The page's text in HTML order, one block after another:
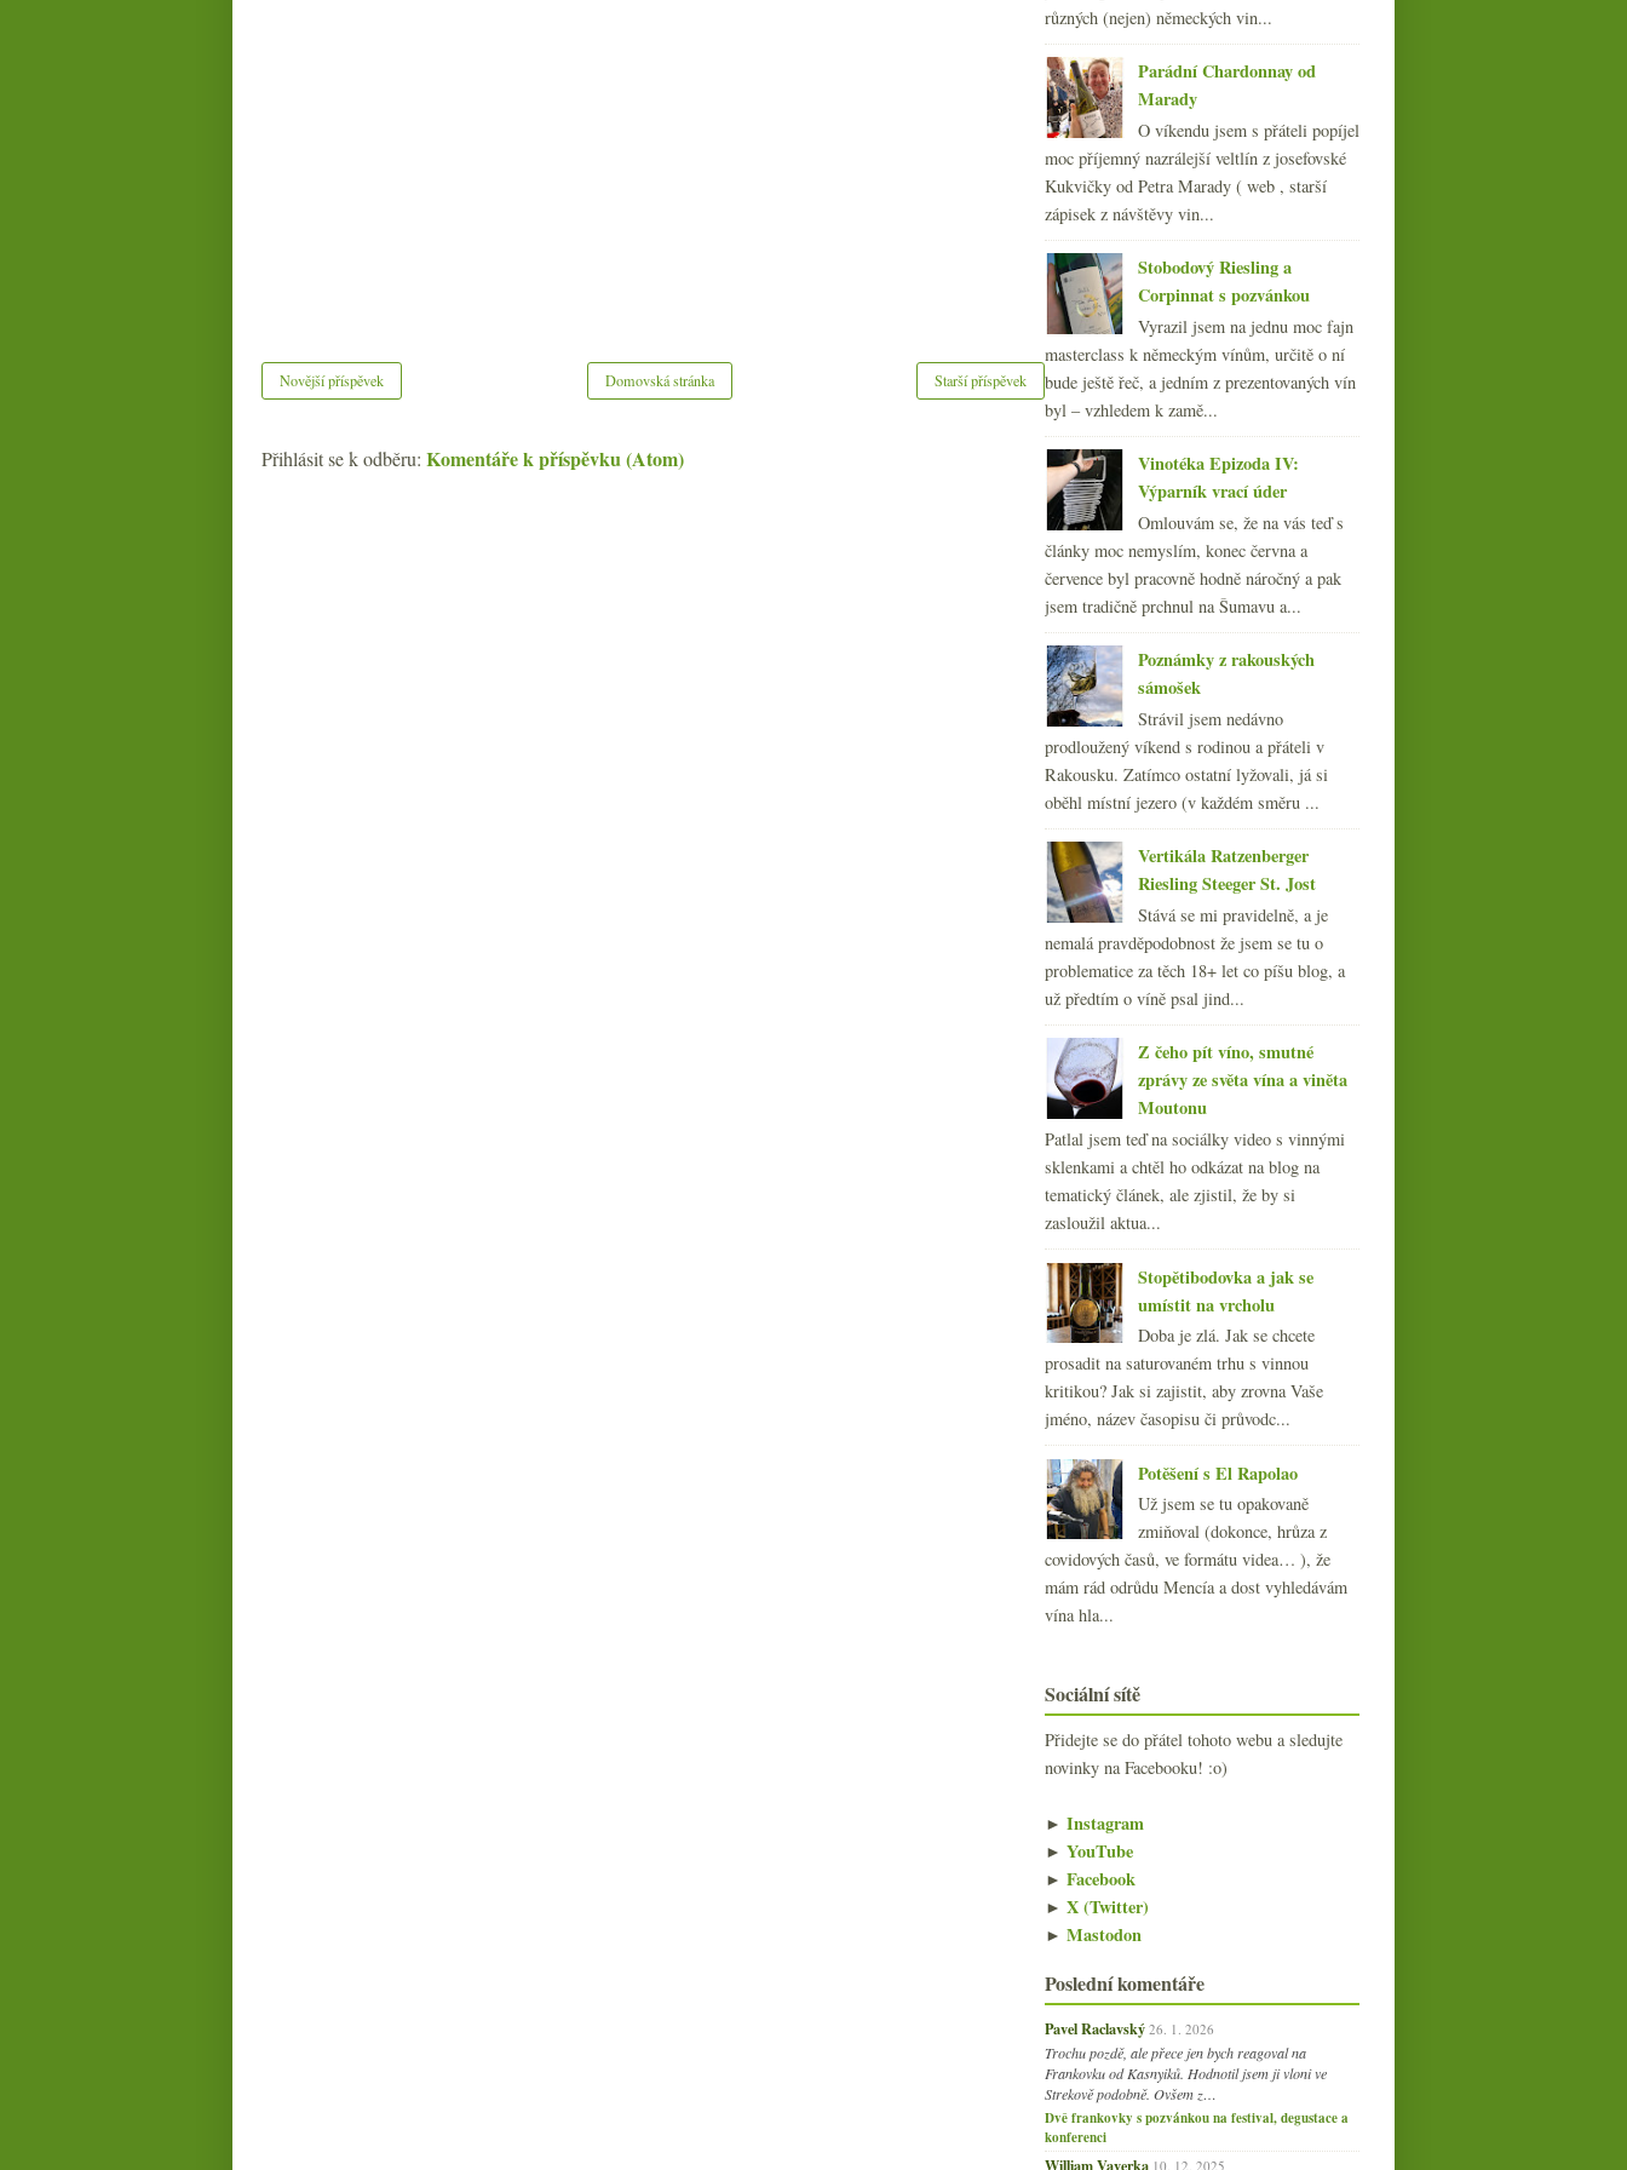
Novější příspěvek Starší příspěvek
Domovská stránka
Přihlásit se k odběru: Komentáře k příspěvku (Atom)
různých (nejen) německých vin...
Parádní Chardonnay od
Marady
O víkendu jsem s přáteli popíjel
moc příjemný nazrálejší veltlín z josefovské
Kukvičky od Petra Marady ( web , starší
zápisek z návštěvy vin...
Stobodový Riesling a
Corpinnat s pozvánkou
Vyrazil jsem na jednu moc fajn
masterclass k německým vínům, určitě o ní
bude ještě řeč, a jedním z prezentovaných vín
byl – vzhledem k zamě...
Vinotéka Epizoda IV:
Výparník vrací úder
Omlouvám se, že na vás teď s
články moc nemyslím, konec června a
července byl pracovně hodně náročný a pak
jsem tradičně prchnul na Šumavu a...
Poznámky z rakouských
sámošek
Strávil jsem nedávno
prodloužený víkend s rodinou a přáteli v
Rakousku. Zatímco ostatní lyžovali, já si
oběhl místní jezero (v každém směru ...
Vertikála Ratzenberger
Riesling Steeger St. Jost
Stává se mi pravidelně, a je
nemalá pravděpodobnost že jsem se tu o
problematice za těch 18+ let co píšu blog, a
už předtím o víně psal jind...
Z čeho pít víno, smutné
zprávy ze světa vína a viněta
Moutonu
Patlal jsem teď na sociálky video s vinnými
sklenkami a chtěl ho odkázat na blog na
tematický článek, ale zjistil, že by si
zasloužil aktua...
Stopětibodovka a jak se
umístit na vrcholu
Doba je zlá. Jak se chcete
prosadit na saturovaném trhu s vinnou
kritikou? Jak si zajistit, aby zrovna Vaše
jméno, název časopisu či průvodc...
Potěšení s El Rapolao
Už jsem se tu opakovaně
zmiňoval (dokonce, hrůza z
covidových časů, ve formátu videa… ), že
mám rád odrůdu Mencía a dost vyhledávám
vína hla...
Sociální sítě
Přidejte se do přátel tohoto webu a sledujte
novinky na Facebooku! :o)
► Instagram
► YouTube
► Facebook
► X (Twitter)
► Mastodon
Poslední komentáře
Pavel Raclavský 26. 1. 2026
Trochu pozdě, ale přece jen bych reagoval na
Frankovku od Kasnyiků. Hodnotil jsem ji vloni ve
Strekově podobně. Ovšem z…
Dvě frankovky s pozvánkou na festival, degustace a
konferenci
William Vaverka 10. 12. 2025